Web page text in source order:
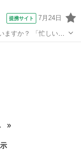
提携サイト 7月24日
ありませんか？ ラ